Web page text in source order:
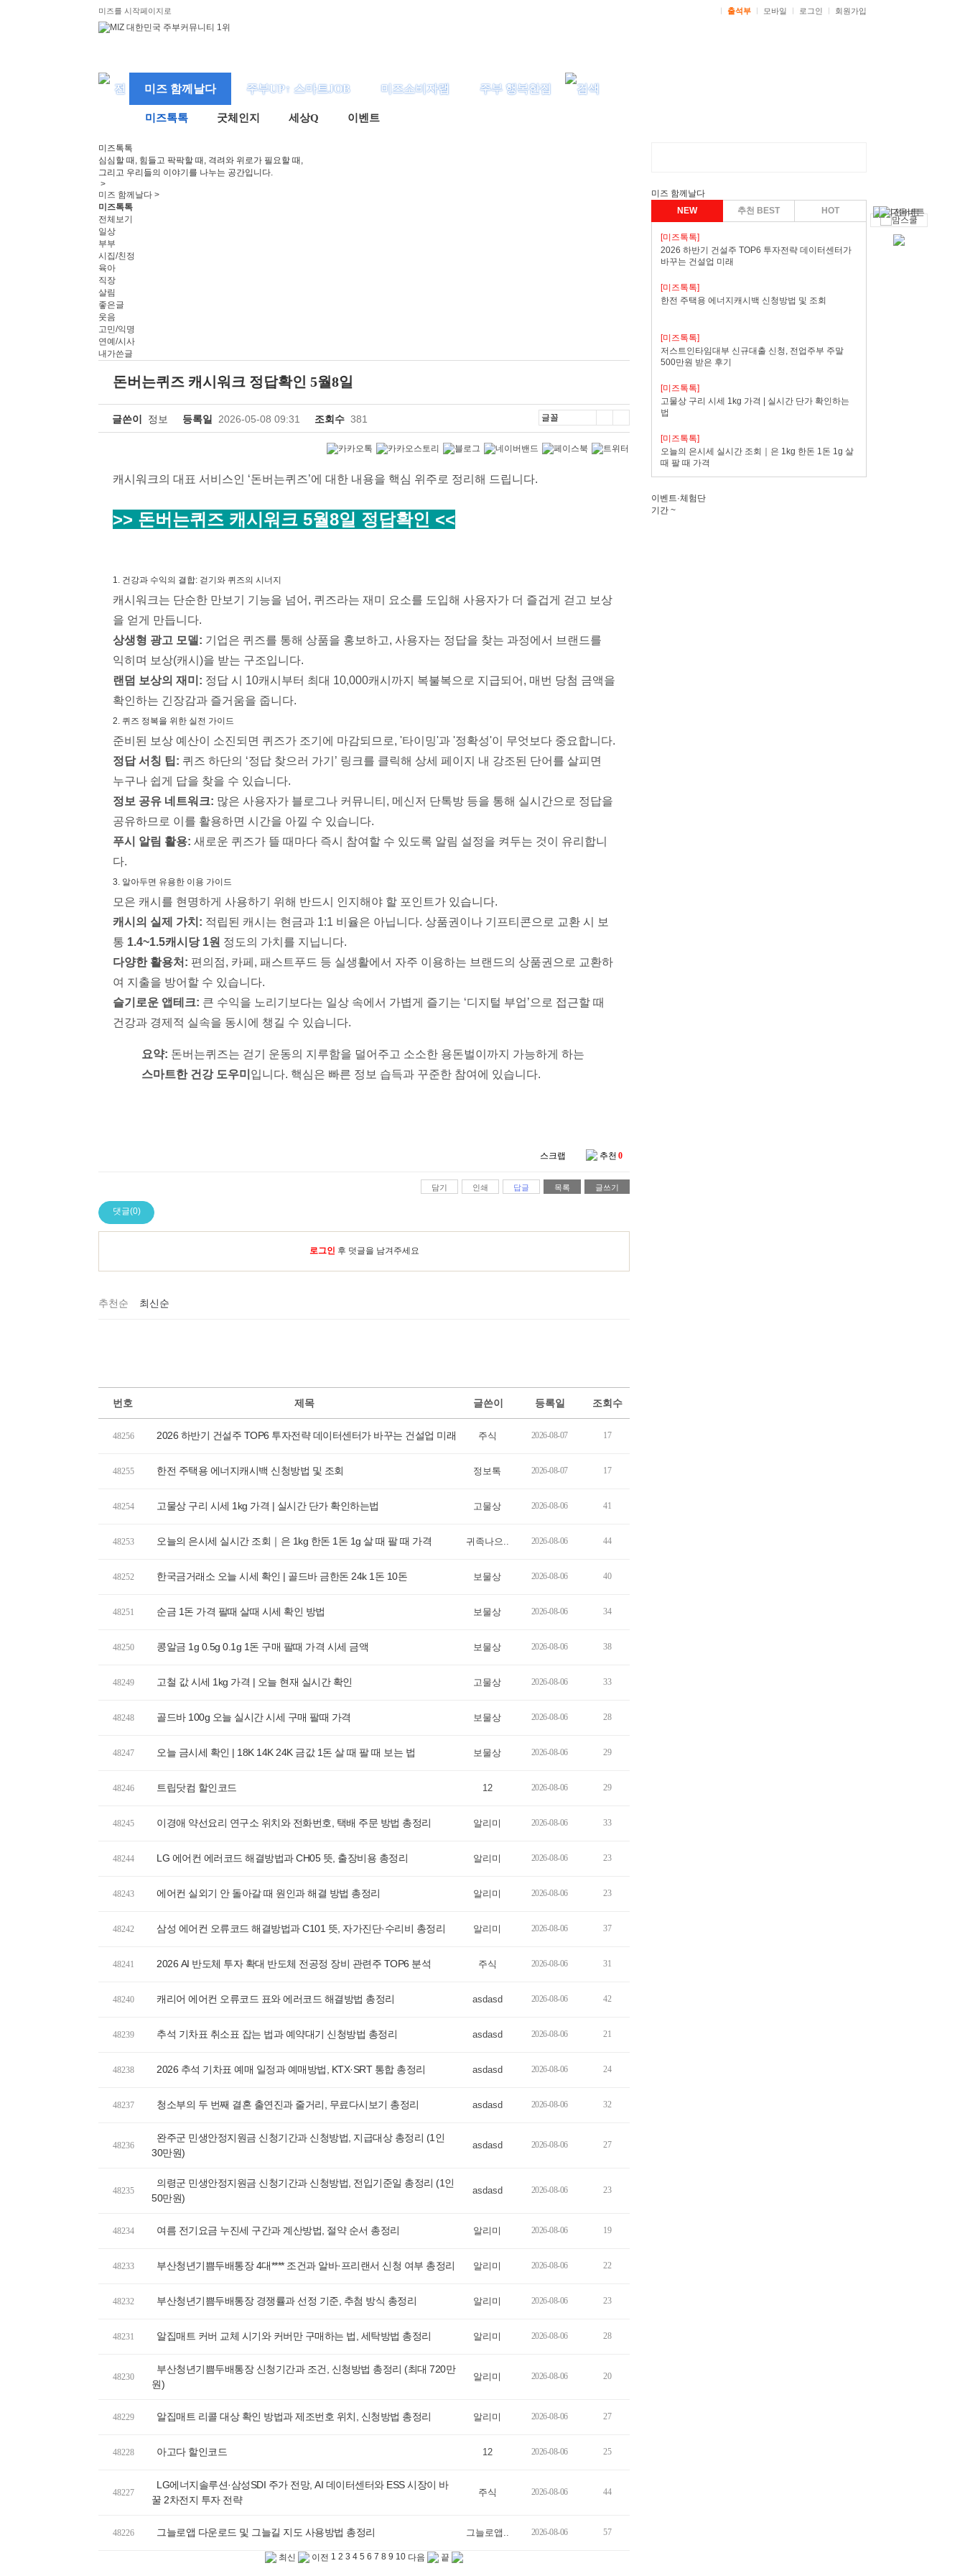
미즈를 시작페이지로 출석부 모바일 로그인 회원가입
미즈 함께날다 주부UP↑ 스마트JOB 미즈소비자랩 주부 행복한집
미즈톡톡 굿체인지 세상Q 이벤트
미즈톡톡
심심할 때, 힘들고 팍팍할 때, 격려와 위로가 필요할 때,
그리고 우리들의 이야기를 나누는 공간입니다.
>
미즈 함께날다 >
미즈톡톡
전체보기
일상
부부
시집/친정
육아
직장
살림
좋은글
웃음
고민/익명
연예/시사
내가쓴글
돈버는퀴즈 캐시워크 정답확인 5월8일
글쓴이 정보 등록일 2026-05-08 09:31 조회수 381
캐시워크의 대표 서비스인 ‘돈버는퀴즈’에 대한 내용을 핵심 위주로 정리해 드립니다.
>> 돈버는퀴즈 캐시워크 5월8일 정답확인 <<
1. 건강과 수익의 결합: 걷기와 퀴즈의 시너지
캐시워크는 단순한 만보기 기능을 넘어, 퀴즈라는 재미 요소를 도입해 사용자가 더 즐겁게 걷고 보상
을 얻게 만듭니다.
상생형 광고 모델: 기업은 퀴즈를 통해 상품을 홍보하고, 사용자는 정답을 찾는 과정에서 브랜드를
익히며 보상(캐시)을 받는 구조입니다.
랜덤 보상의 재미: 정답 시 10캐시부터 최대 10,000캐시까지 복불복으로 지급되어, 매번 당첨 금액을
확인하는 긴장감과 즐거움을 줍니다.
2. 퀴즈 정복을 위한 실전 가이드
준비된 보상 예산이 소진되면 퀴즈가 조기에 마감되므로, '타이밍'과 '정확성'이 무엇보다 중요합니다.
정답 서칭 팁: 퀴즈 하단의 ‘정답 찾으러 가기’ 링크를 클릭해 상세 페이지 내 강조된 단어를 살피면
누구나 쉽게 답을 찾을 수 있습니다.
정보 공유 네트워크: 많은 사용자가 블로그나 커뮤니티, 메신저 단톡방 등을 통해 실시간으로 정답을
공유하므로 이를 활용하면 시간을 아낄 수 있습니다.
푸시 알림 활용: 새로운 퀴즈가 뜰 때마다 즉시 참여할 수 있도록 알림 설정을 켜두는 것이 유리합니
다.
3. 알아두면 유용한 이용 가이드
모은 캐시를 현명하게 사용하기 위해 반드시 인지해야 할 포인트가 있습니다.
캐시의 실제 가치: 적립된 캐시는 현금과 1:1 비율은 아닙니다. 상품권이나 기프티콘으로 교환 시 보
통 1.4~1.5캐시당 1원 정도의 가치를 지닙니다.
다양한 활용처: 편의점, 카페, 패스트푸드 등 실생활에서 자주 이용하는 브랜드의 상품권으로 교환하
여 지출을 방어할 수 있습니다.
슬기로운 앱테크: 큰 수익을 노리기보다는 일상 속에서 가볍게 즐기는 ‘디지털 부업’으로 접근할 때
건강과 경제적 실속을 동시에 챙길 수 있습니다.
요약: 돈버는퀴즈는 걷기 운동의 지루함을 덜어주고 소소한 용돈벌이까지 가능하게 하는
스마트한 건강 도우미 입니다. 핵심은 빠른 정보 습득과 꾸준한 참여에 있습니다.
스크랩 추천 0
담기 인쇄 답글 목록 글쓰기
댓글(0)
로그인 후 덧글을 남겨주세요
추천순 최신순
번호 제목 글쓴이 등록일 조회수
48256 2026 하반기 건설주 TOP6 투자전략 데이터센터가 바꾸는 건설업 미래 주식 2026-08-07 17
48255 한전 주택용 에너지캐시백 신청방법 및 조회 정보톡 2026-08-07 17
48254 고물상 구리 시세 1kg 가격 | 실시간 단가 확인하는법 고물상 2026-08-06 41
48253 오늘의 은시세 실시간 조회｜은 1kg 한돈 1돈 1g 살 때 팔 때 가격 귀족나으.. 2026-08-06 44
48252 한국금거래소 오늘 시세 확인 | 골드바 금한돈 24k 1돈 10돈 보물상 2026-08-06 40
48251 순금 1돈 가격 팔때 살때 시세 확인 방법 보물상 2026-08-06 34
48250 콩알금 1g 0.5g 0.1g 1돈 구매 팔때 가격 시세 금액 보물상 2026-08-06 38
48249 고철 값 시세 1kg 가격 | 오늘 현재 실시간 확인 고물상 2026-08-06 33
48248 골드바 100g 오늘 실시간 시세 구매 팔때 가격 보물상 2026-08-06 28
48247 오늘 금시세 확인 | 18K 14K 24K 금값 1돈 살 때 팔 때 보는 법 보물상 2026-08-06 29
48246 트립닷컴 할인코드 12 2026-08-06 29
48245 이경애 약선요리 연구소 위치와 전화번호, 택배 주문 방법 총정리 알리미 2026-08-06 33
48244 LG 에어컨 에러코드 해결방법과 CH05 뜻, 출장비용 총정리 알리미 2026-08-06 23
48243 에어컨 실외기 안 돌아갈 때 원인과 해결 방법 총정리 알리미 2026-08-06 23
48242 삼성 에어컨 오류코드 해결방법과 C101 뜻, 자가진단·수리비 총정리 알리미 2026-08-06 37
48241 2026 AI 반도체 투자 확대 반도체 전공정 장비 관련주 TOP6 분석 주식 2026-08-06 31
48240 캐리어 에어컨 오류코드 표와 에러코드 해결방법 총정리 asdasd 2026-08-06 42
48239 추석 기차표 취소표 잡는 법과 예약대기 신청방법 총정리 asdasd 2026-08-06 21
48238 2026 추석 기차표 예매 일정과 예매방법, KTX·SRT 통합 총정리 asdasd 2026-08-06 24
48237 청소부의 두 번째 결혼 출연진과 줄거리, 무료다시보기 총정리 asdasd 2026-08-06 32
48236
완주군 민생안정지원금 신청기간과 신청방법, 지급대상 총정리 (1인
30만원)
asdasd 2026-08-06 27
48235
의령군 민생안정지원금 신청기간과 신청방법, 전입기준일 총정리 (1인
50만원)
asdasd 2026-08-06 23
48234 여름 전기요금 누진세 구간과 계산방법, 절약 순서 총정리 알리미 2026-08-06 19
48233 부산청년기쁨두배통장 4대**** 조건과 알바·프리랜서 신청 여부 총정리 알리미 2026-08-06 22
48232 부산청년기쁨두배통장 경쟁률과 선정 기준, 추첨 방식 총정리 알리미 2026-08-06 23
48231 알집매트 커버 교체 시기와 커버만 구매하는 법, 세탁방법 총정리 알리미 2026-08-06 28
48230
부산청년기쁨두배통장 신청기간과 조건, 신청방법 총정리 (최대 720만
원)
알리미 2026-08-06 20
48229 알집매트 리콜 대상 확인 방법과 제조번호 위치, 신청방법 총정리 알리미 2026-08-06 27
48228 아고다 할인코드 12 2026-08-06 25
48227
LG에너지솔루션·삼성SDI 주가 전망, AI 데이터센터와 ESS 시장이 바
꿀 2차전지 투자 전략
주식 2026-08-06 44
48226 그늘로앱 다운로드 및 그늘길 지도 사용방법 총정리 그늘로앱.. 2026-08-06 57
최신 이전 1 2 3 4 5 6 7 8 9 10 다음 끝
미즈 함께날다
NEW
추천 BEST HOT
[미즈톡톡]
2026 하반기 건설주 TOP6 투자전략 데이터센터가
바꾸는 건설업 미래
[미즈톡톡]
한전 주택용 에너지캐시백 신청방법 및 조회
[미즈톡톡]
저스트인타임대부 신규대출 신청, 전업주부 주말
500만원 받은 후기
[미즈톡톡]
고물상 구리 시세 1kg 가격 | 실시간 단가 확인하는
법
[미즈톡톡]
오늘의 은시세 실시간 조회｜은 1kg 한돈 1돈 1g 살
때 팔 때 가격
이벤트·체험단
기간 ~